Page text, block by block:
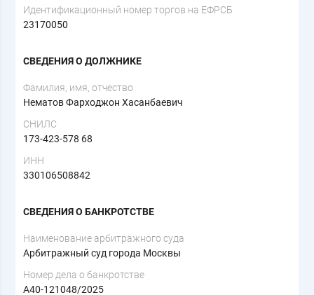
Идентификационный номер торгов на ЕФРСБ
23170050
СВЕДЕНИЯ О ДОЛЖНИКЕ
Фамилия, имя, отчество
Нематов Фарходжон Хасанбаевич
СНИЛС
173-423-578 68
ИНН
330106508842
СВЕДЕНИЯ О БАНКРОТСТВЕ
Наименование арбитражного суда
Арбитражный суд города Москвы
Номер дела о банкротстве
А40-121048/2025